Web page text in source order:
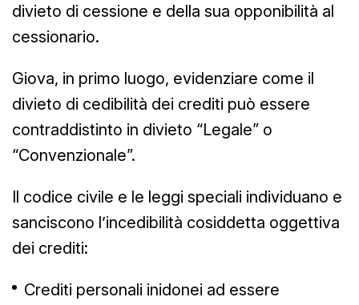
divieto di cessione e della sua opponibilità al
cessionario.
Giova, in primo luogo, evidenziare come il
divieto di cedibilità dei crediti può essere
contraddistinto in divieto “Legale” o
“Convenzionale”.
Il codice civile e le leggi speciali individuano e
sanciscono l’incedibilità cosiddetta oggettiva
dei crediti:
Crediti personali inidonei ad essere